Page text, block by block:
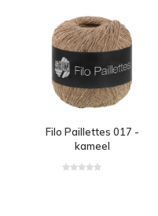
Filo Paillettes 017 -
kameel